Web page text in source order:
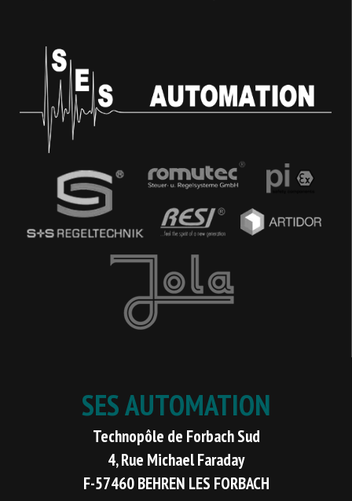
SES AUTOMATION
Technopôle de Forbach Sud
4, Rue Michael Faraday
F-57460 BEHREN LES FORBACH